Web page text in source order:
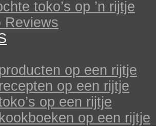
toko’s op ’n rijtje
Reviews
op een rijtje
op een rijtje
op een rijtje
op een rijtje